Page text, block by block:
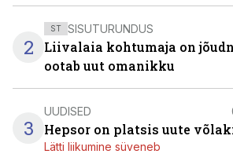
2
ST SISUTURUNDUS
Liivalaia kohtumaja on
ootab uut omanikku
3
UUDISED
Hepsor on platsis uute
Lätti liikumine süveneb